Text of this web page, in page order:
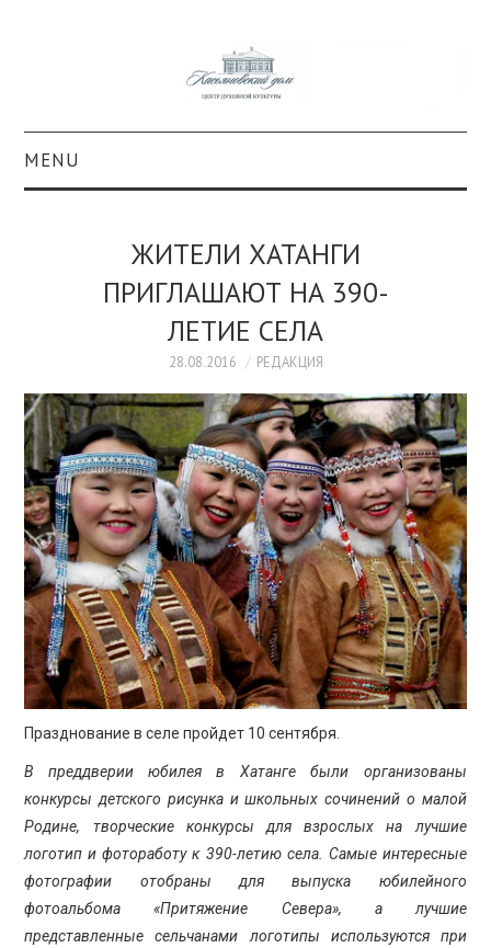
MENU
КОЛЛЕКЦИИ
ОБРАЗОВАНИЕ
ПРОСВЕЩЕНИЕ
ЖИТЕЛИ ХАТАНГИ
ПРИГЛАШАЮТ НА 390-
ЛЕТИЕ СЕЛА
28.08.2016 РЕДАКЦИЯ
Празднование в селе пройдет 10 сентября.
В преддверии юбилея в Хатанге были организованы
конкурсы детского рисунка и школьных сочинений о малой
Родине, творческие конкурсы для взрослых на лучшие
логотип и фотоработу к 390-летию села. Самые интересные
фотографии отобраны для выпуска юбилейного
фотоальбома «Притяжение Севера», а лучшие
представленные сельчанами логотипы используются при